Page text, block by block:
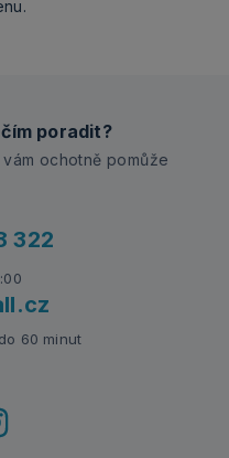
poradit?
ochotně pomůže
322
60 minut